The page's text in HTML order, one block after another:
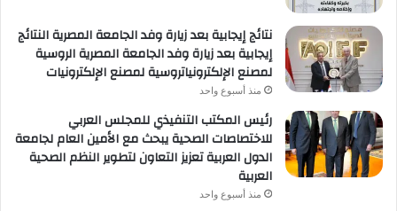
نتائج إيجابية بعد زيارة وفد الجامعة المصرية النتائج
إيجابية بعد زيارة وفد الجامعة المصرية الروسية
لمصنع الإلكترونياتروسية لمصنع الإلكترونيات
منذ أسبوع واحد
رئيس المكتب التنفيذي للمجلس العربي
للاختصاصات الصحية يبحث مع الأمين العام لجامعة
الدول العربية تعزيز التعاون لتطوير النظم الصحية
العربية
منذ أسبوع واحد